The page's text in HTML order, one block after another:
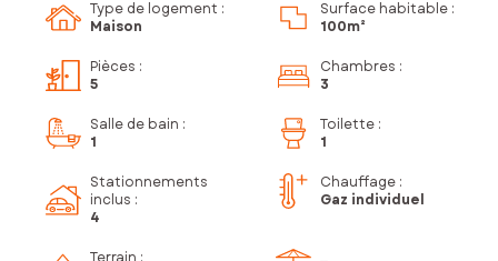
Type de logement :
Maison
Surface habitable :
100m²
Pièces :
5
Chambres :
3
Salle de bain :
1
Toilette :
1
Stationnements
inclus :
4
Chauffage :
Gaz individuel